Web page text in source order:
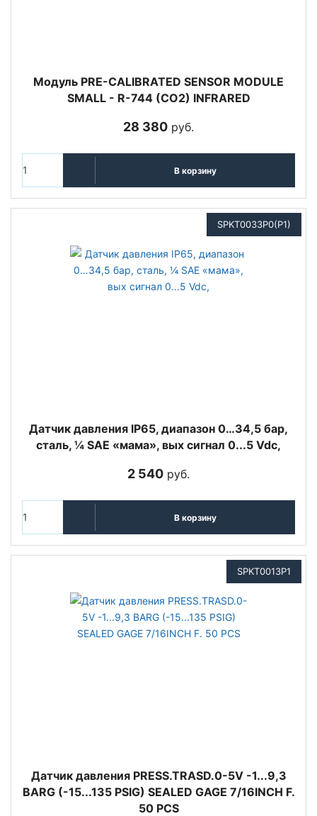
Модуль PRE-CALIBRATED SENSOR MODULE
SMALL - R-744 (CO2) INFRARED
28 380 руб.
В корзину
SPKT0033P0(P1)
Датчик давления IP65, диапазон 0…34,5 бар,
сталь, ¼ SAE «мама», вых сигнал 0...5 Vdc,
2 540 руб.
В корзину
SPKT0013P1
Датчик давления PRESS.TRASD.0-5V -1...9,3
BARG (-15...135 PSIG) SEALED GAGE 7/16INCH F.
50 PCS